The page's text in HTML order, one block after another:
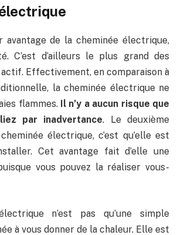
de la cheminée électrique,
C’est d’ailleurs le plus grand des
actif. Effectivement, en comparaison à
la cheminée électrique ne
flammes. Il n’y a aucun risque que
par inadvertance. Le deuxième
électrique, c’est qu’elle est
Cet avantage fait d’elle une
vous pouvez la réaliser vous-
n’est pas qu’une simple
à vous donner de la chaleur. Elle est